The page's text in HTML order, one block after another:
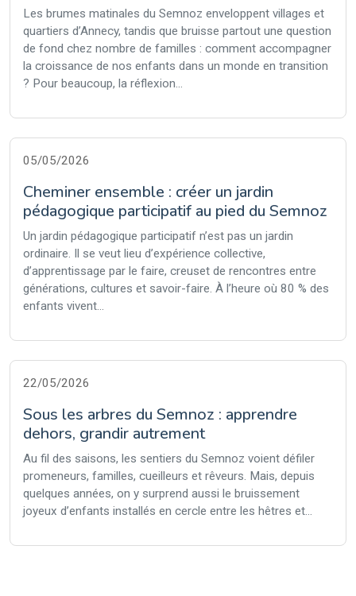
Les brumes matinales du Semnoz enveloppent villages et
quartiers d’Annecy, tandis que bruisse partout une question
de fond chez nombre de familles : comment accompagner
la croissance de nos enfants dans un monde en transition
? Pour beaucoup, la réflexion...
05/05/2026
Cheminer ensemble : créer un jardin
pédagogique participatif au pied du Semnoz
Un jardin pédagogique participatif n’est pas un jardin
ordinaire. Il se veut lieu d’expérience collective,
d’apprentissage par le faire, creuset de rencontres entre
générations, cultures et savoir-faire. À l’heure où 80 % des
enfants vivent...
22/05/2026
Sous les arbres du Semnoz : apprendre
dehors, grandir autrement
Au fil des saisons, les sentiers du Semnoz voient défiler
promeneurs, familles, cueilleurs et rêveurs. Mais, depuis
quelques années, on y surprend aussi le bruissement
joyeux d’enfants installés en cercle entre les hêtres et...